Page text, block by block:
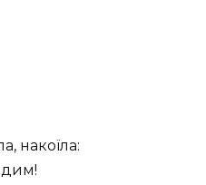
накоїла:
дим!